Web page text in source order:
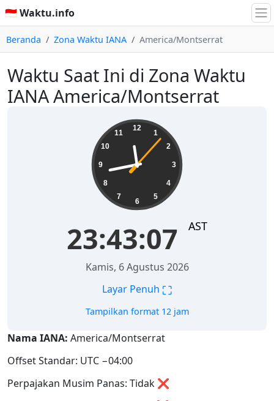
🇮🇩 Waktu.info
Beranda Zona Waktu IANA America/Montserrat
Waktu Saat Ini di Zona Waktu
IANA America/Montserrat
12
1
2
3
4
5
6
7
8
9
10
11
23:43:08 AST
Kamis, 6 Agustus 2026
Layar Penuh ⛶
Tampilkan format 12 jam
Nama IANA: America/Montserrat
Offset Standar: UTC −04:00
Perpajakan Musim Panas: Tidak ❌